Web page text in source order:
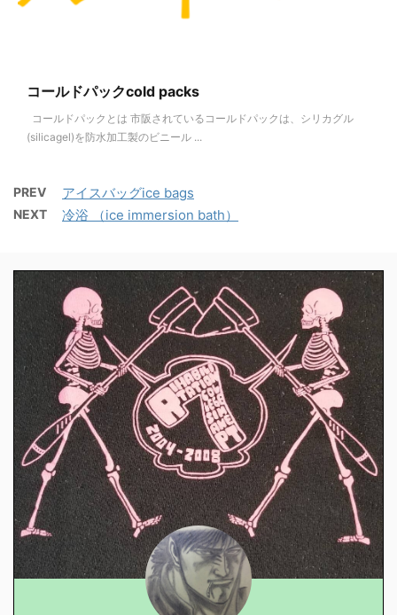
コールドパックcold packs
コールドパックとは 市阪されているコールドパックは、シリカグル
(silicagel)を防水加工製のビニール ...
PREV アイスバッグice bags
NEXT 冷浴 （ice immersion bath）